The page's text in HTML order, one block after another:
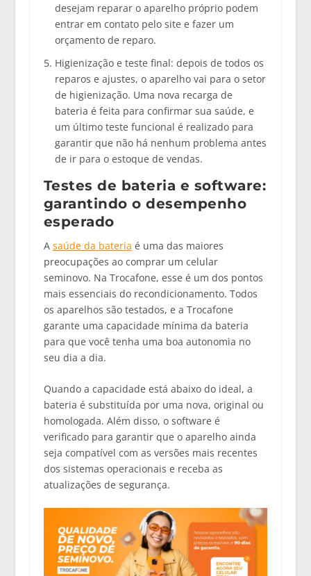
desejam reparar o aparelho próprio podem
entrar em contato pelo site e fazer um
orçamento de reparo.
Higienização e teste final: depois de todos os
reparos e ajustes, o aparelho vai para o setor
de higienização. Uma nova recarga de
bateria é feita para confirmar sua saúde, e
um último teste funcional é realizado para
garantir que não há nenhum problema antes
de ir para o estoque de vendas.
Testes de bateria e software:
garantindo o desempenho
esperado
A saúde da bateria é uma das maiores
preocupações ao comprar um celular
seminovo. Na Trocafone, esse é um dos pontos
mais essenciais do recondicionamento. Todos
os aparelhos são testados, e a Trocafone
garante uma capacidade mínima da bateria
para que você tenha uma boa autonomia no
seu dia a dia.
Quando a capacidade está abaixo do ideal, a
bateria é substituída por uma nova, original ou
homologada. Além disso, o software é
verificado para garantir que o aparelho ainda
seja compatível com as versões mais recentes
dos sistemas operacionais e receba as
atualizações de segurança.